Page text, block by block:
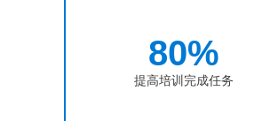
80%
提高培训完成任务